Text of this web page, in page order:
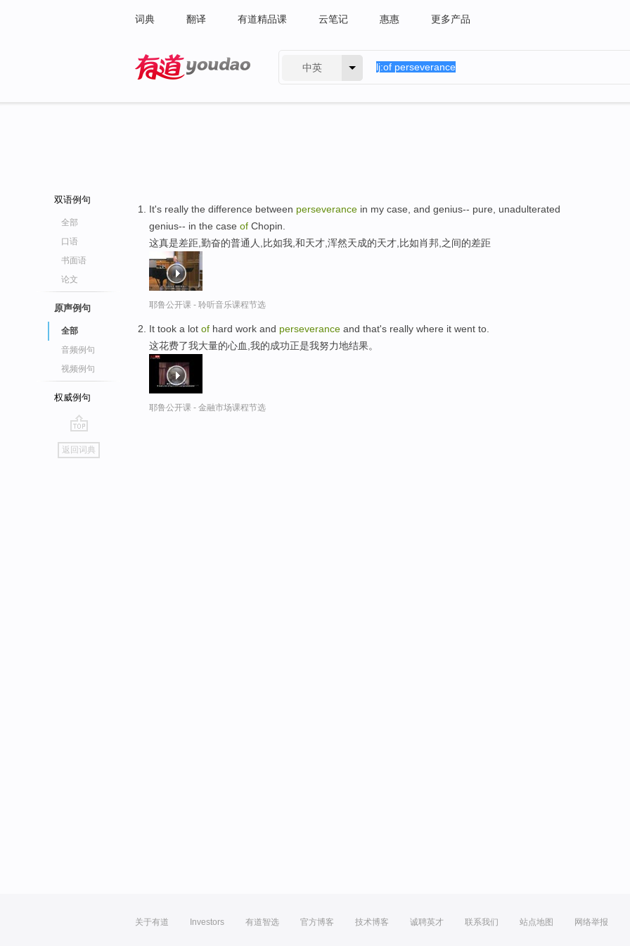
词典 翻译 有道精品课 云笔记 惠惠 更多产品
中英
双语例句
全部
口语
书面语
论文
原声例句
全部
音频例句
视频例句
权威例句
go
top
返回词典
It's really the difference between perseverance in my case, and genius-- pure, unadulterated
genius-- in the case of Chopin.
这真是差距,勤奋的普通人,比如我,和天才,浑然天成的天才,比如肖邦,之间的差距
耶鲁公开课 - 聆听音乐课程节选
It took a lot of hard work and perseverance and that's really where it went to.
这花费了我大量的心血,我的成功正是我努力地结果。
耶鲁公开课 - 金融市场课程节选
关于有道 Investors 有道智选 官方博客 技术博客 诚聘英才 联系我们 站点地图 网络举报